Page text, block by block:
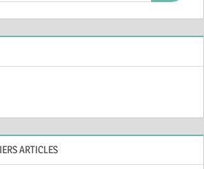
ARTICLES